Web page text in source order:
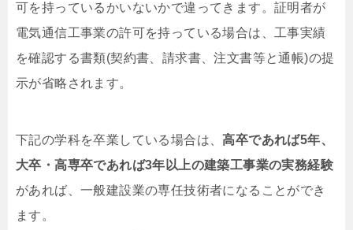
可を持っているかいないかで違ってきます。証明者が
電気通信工事業の許可を持っている場合は、工事実績
を確認する書類(契約書、請求書、注文書等と通帳)の提
示が省略されます。
下記の学科を卒業している場合は、高卒であれば5年、
大卒・高専卒であれば3年以上の建築工事業の実務経験
があれば、一般建設業の専任技術者になることができ
ます。